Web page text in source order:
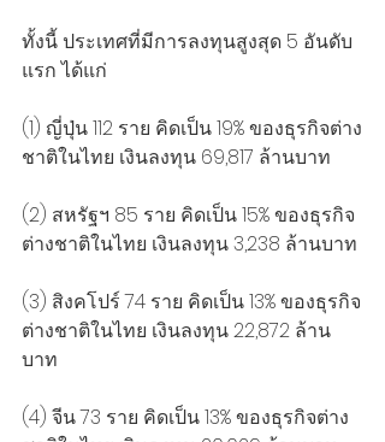
ทั้งนี้ ประเทศที่มีการลงทุนสูงสุด 5 อันดับ
แรก ได้แก่
(1) ญี่ปุ่น 112 ราย คิดเป็น 19% ของธุรกิจต่าง
ชาติในไทย เงินลงทุน 69,817 ล้านบาท
(2) สหรัฐฯ 85 ราย คิดเป็น 15% ของธุรกิจ
ต่างชาติในไทย เงินลงทุน 3,238 ล้านบาท
(3) สิงคโปร์ 74 ราย คิดเป็น 13% ของธุรกิจ
ต่างชาติในไทย เงินลงทุน 22,872 ล้าน
บาท
(4) จีน 73 ราย คิดเป็น 13% ของธุรกิจต่าง